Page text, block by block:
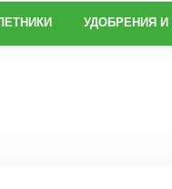
УДОБРЕНИЯ